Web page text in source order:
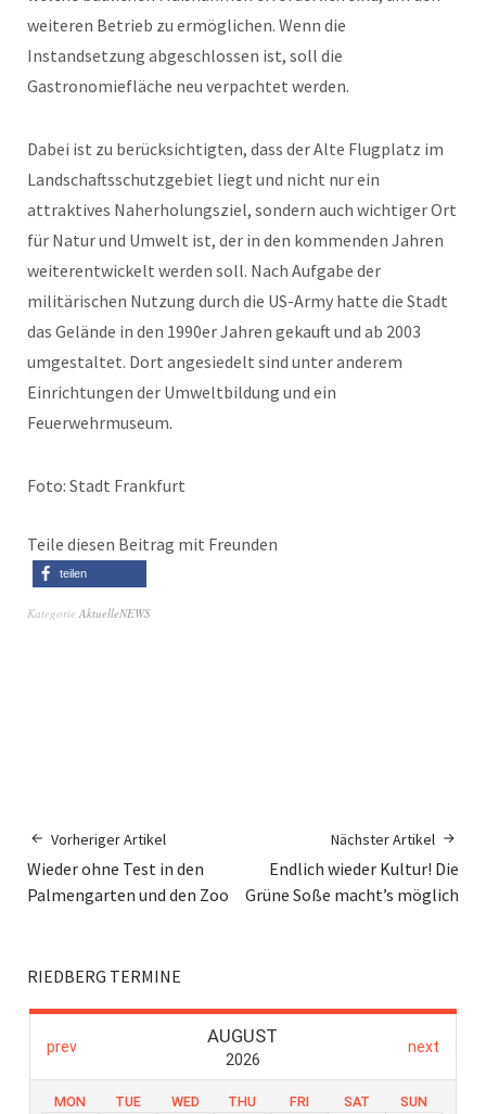
weiteren Betrieb zu ermöglichen. Wenn die
Instandsetzung abgeschlossen ist, soll die
Gastronomiefläche neu verpachtet werden.
Dabei ist zu berücksichtigten, dass der Alte Flugplatz im
Landschaftsschutzgebiet liegt und nicht nur ein
attraktives Naherholungsziel, sondern auch wichtiger Ort
für Natur und Umwelt ist, der in den kommenden Jahren
weiterentwickelt werden soll. Nach Aufgabe der
militärischen Nutzung durch die US-Army hatte die Stadt
das Gelände in den 1990er Jahren gekauft und ab 2003
umgestaltet. Dort angesiedelt sind unter anderem
Einrichtungen der Umweltbildung und ein
Feuerwehrmuseum.
Foto: Stadt Frankfurt
Teile diesen Beitrag mit Freunden
teilen
Kategorie AktuelleNEWS
Vorheriger Artikel
Wieder ohne Test in den
Palmengarten und den Zoo
Nächster Artikel
Endlich wieder Kultur! Die
Grüne Soße macht’s möglich
RIEDBERG TERMINE